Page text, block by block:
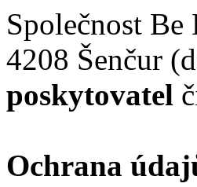
Společnost
4208 Šenčur
poskytovatel
Ochrana